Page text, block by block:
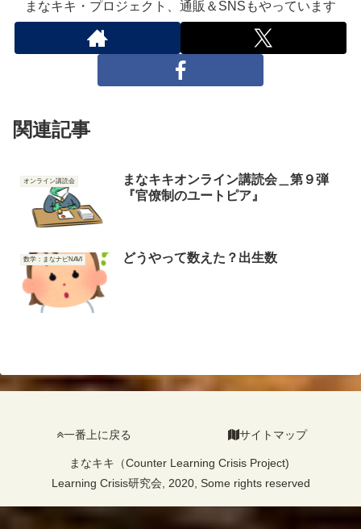
まなキキ・プロジェクト、通販＆SNSもやっています
関連記事
オンライン講読会
まなキキオンライン講読会＿第９弾
『官僚制のユートピア』
数学：まなナビNAVI どうやって数えた？出生数
一番上に戻る サイトマップ
まなキキ（Counter Learning Crisis Project)
Learning Crisis研究会, 2020, Some rights reserved